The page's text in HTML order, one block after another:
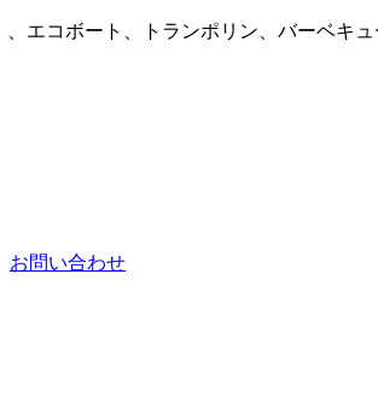
エコボート、トランポリン、バーベキ
お問い合わせ